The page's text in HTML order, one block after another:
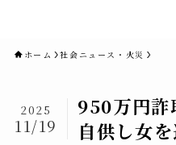
ホーム 社会ニュース・火災
950万円
自供し女
2025
11/19